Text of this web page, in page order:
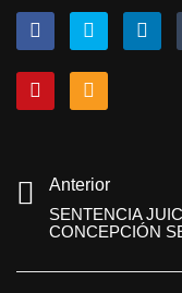
Anterior
SENTENCIA
CONCEPCIÓN